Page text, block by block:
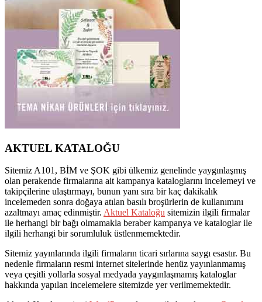
AKTUEL KATALOĞU
Sitemiz A101, BİM ve ŞOK gibi ülkemiz genelinde yaygınlaşmış
olan perakende firmalarına ait kampanya kataloglarını incelemeyi ve
takipçilerine ulaştırmayı, bunun yanı sıra bir kaç dakikalık
incelemeden sonra doğaya atılan basılı broşürlerin de kullanımını
azaltmayı amaç edinmiştir. Aktuel Kataloğu sitemizin ilgili firmalar
ile herhangi bir bağı olmamakla beraber kampanya ve kataloglar ile
ilgili herhangi bir sorumluluk üstlenmemektedir.
Sitemiz yayınlarında ilgili firmaların ticari sırlarına saygı esastır. Bu
nedenle firmaların resmi internet sitelerinde henüz yayınlanmamış
veya çeşitli yollarla sosyal medyada yaygınlaşmamış kataloglar
hakkında yapılan incelemelere sitemizde yer verilmemektedir.